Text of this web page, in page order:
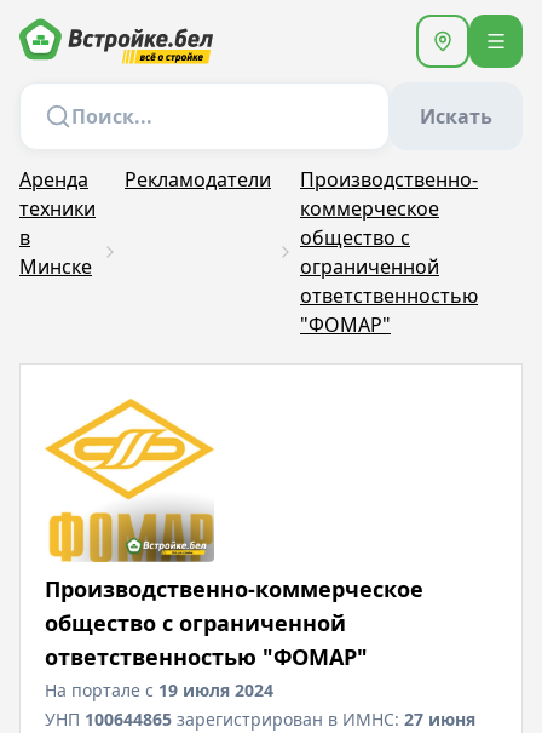
Искать
Аренда
техники
в
Минске
Рекламодатели
Производственно-
коммерческое
общество с
ограниченной
ответственностью
"ФОМАР"
Производственно-коммерческое
общество с ограниченной
ответственностью "ФОМАР"
На портале с 19 июля 2024
УНП 100644865 зарегистрирован в ИМНС: 27 июня